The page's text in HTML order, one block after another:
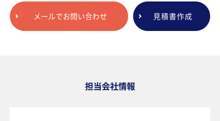
メールでお問い合わせ 見積書作成
担当会社情報